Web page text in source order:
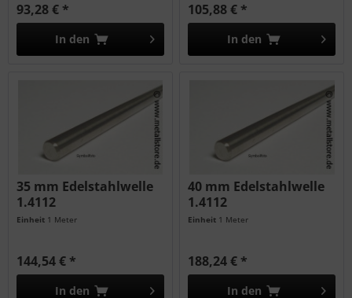
93,28 € *
In den
105,88 € *
In den
35 mm Edelstahlwelle
1.4112
Einheit 1 Meter
144,54 € *
In den
40 mm Edelstahlwelle
1.4112
Einheit 1 Meter
188,24 € *
In den